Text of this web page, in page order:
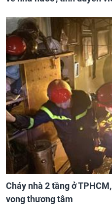
Cháy nhà 2 tầng ở
vong thương tâm